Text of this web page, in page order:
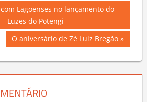
Lagoenses no lançamento do
Luzes do Potengi
Next
Post:
O aniversário de Zé Luiz Bregão